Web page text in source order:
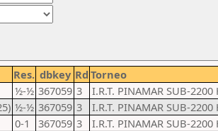
Res. dbkey Rd Torneo
½-½ 367059 3 I.R.T. PINAMAR SUB-2200
½-½ 367059 3 I.R.T. PINAMAR SUB-2200
0-1 367059 3 I.R.T. PINAMAR SUB-2200